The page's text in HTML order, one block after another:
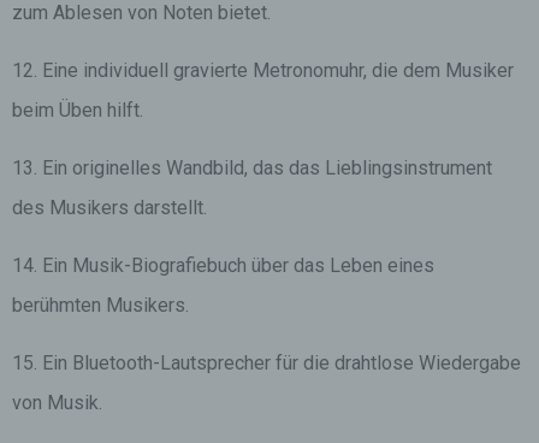
zum Ablesen von Noten bietet.
12. Eine individuell gravierte Metronomuhr, die dem Musiker
beim Üben hilft.
13. Ein originelles Wandbild, das das Lieblingsinstrument
des Musikers darstellt.
14. Ein Musik-Biografiebuch über das Leben eines
berühmten Musikers.
15. Ein Bluetooth-Lautsprecher für die drahtlose Wiedergabe
von Musik.